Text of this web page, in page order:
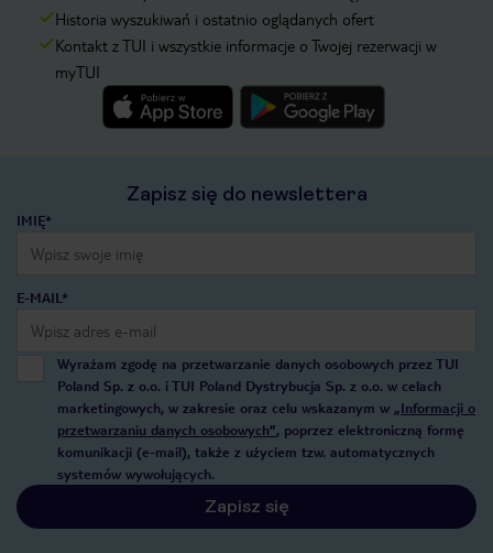
Historia wyszukiwań i ostatnio oglądanych ofert
Kontakt z TUI i wszystkie informacje o Twojej rezerwacji w
myTUI
Zapisz się do newslettera
IMIĘ*
E-MAIL*
Wyrażam zgodę na przetwarzanie danych osobowych przez TUI
Poland Sp. z o.o. i TUI Poland Dystrybucja Sp. z o.o. w celach
marketingowych, w zakresie oraz celu wskazanym w „Informacji o
przetwarzaniu danych osobowych”, poprzez elektroniczną formę
komunikacji (e-mail), także z użyciem tzw. automatycznych
systemów wywołujących.
Zapisz się